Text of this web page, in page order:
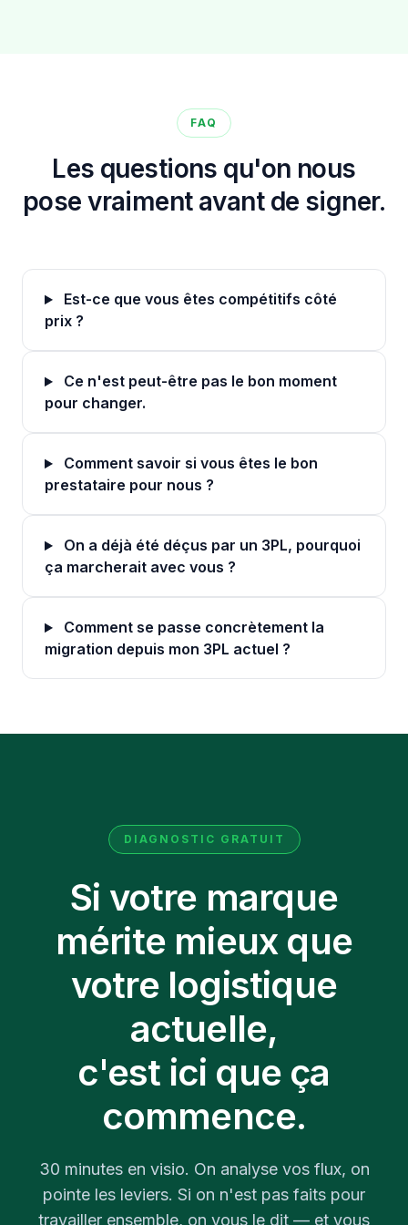
FAQ
Les questions qu'on nous
pose vraiment avant de signer.
Est-ce que vous êtes compétitifs côté
prix ?
Ce n'est peut-être pas le bon moment
pour changer.
Comment savoir si vous êtes le bon
prestataire pour nous ?
On a déjà été déçus par un 3PL, pourquoi
ça marcherait avec vous ?
Comment se passe concrètement la
migration depuis mon 3PL actuel ?
DIAGNOSTIC GRATUIT
Si votre marque
mérite mieux que
votre logistique
actuelle,
c'est ici que ça
commence.
30 minutes en visio. On analyse vos flux, on
pointe les leviers. Si on n'est pas faits pour
travailler ensemble, on vous le dit — et vous